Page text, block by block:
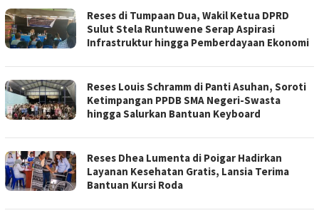
POLIT
BERITA
Reses di Tumpaan Dua, Wakil Ketua DPRD
Sulut Stela Runtuwene Serap Aspirasi
Infrastruktur hingga Pemberdayaan Ekonomi
Reses Louis Schramm di Panti Asuhan, Soroti
Ketimpangan PPDB SMA Negeri-Swasta
hingga Salurkan Bantuan Keyboard
Reses Dhea Lumenta di Poigar Hadirkan
Layanan Kesehatan Gratis, Lansia Terima
Bantuan Kursi Roda